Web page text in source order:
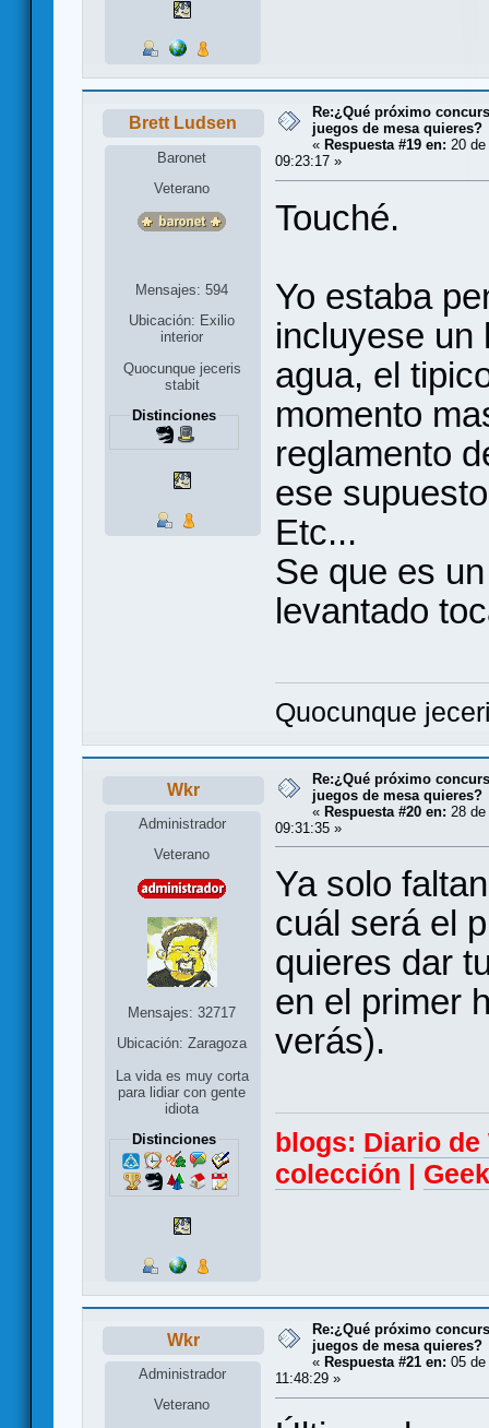
Brett Ludsen
Baronet
Veterano
Mensajes: 594
Ubicación: Exilio
interior
Quocunque jeceris
stabit
Distinciones
Re:¿Qué próximo
juegos de mesa quieres?
« Respuesta #19 en: 20
09:23:17 »
Touché.
Yo estaba
incluyese un
agua, el
momento
reglamento
ese
Etc...
Se que es
levantado
Quocunque
Wkr
Administrador
Veterano
Mensajes: 32717
Ubicación: Zaragoza
La vida es muy corta
para lidiar con gente
idiota
Distinciones
Re:¿Qué próximo
juegos de mesa quieres?
« Respuesta #20 en: 28
09:31:35 »
Ya solo
cuál será el
quieres dar
en el primer
verás).
blogs: Diario
colección |
Wkr
Administrador
Veterano
Re:¿Qué próximo
juegos de mesa quieres?
« Respuesta #21 en: 05
11:48:29 »